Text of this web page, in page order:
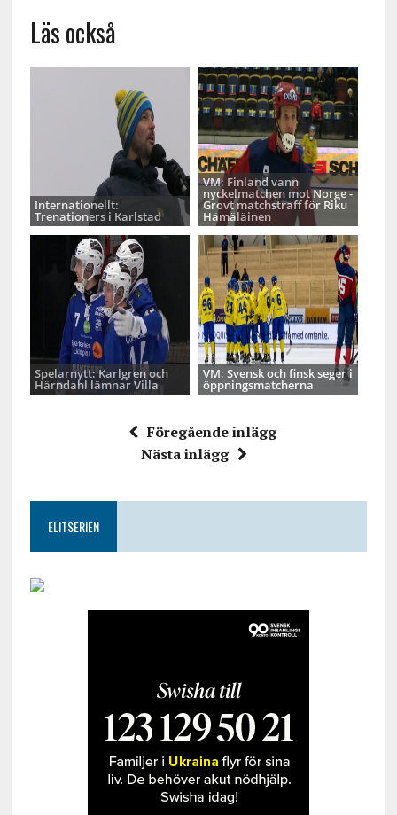
Läs också
Internationellt:
Trenationers i Karlstad
VM: Finland vann
nyckelmatchen mot Norge -
Grovt matchstraff för Riku
Hämäläinen
Spelarnytt: Karlgren och
Härndahl lämnar Villa
VM: Svensk och finsk seger i
öppningsmatcherna
Föregående inlägg
Nästa inlägg
ELITSERIEN